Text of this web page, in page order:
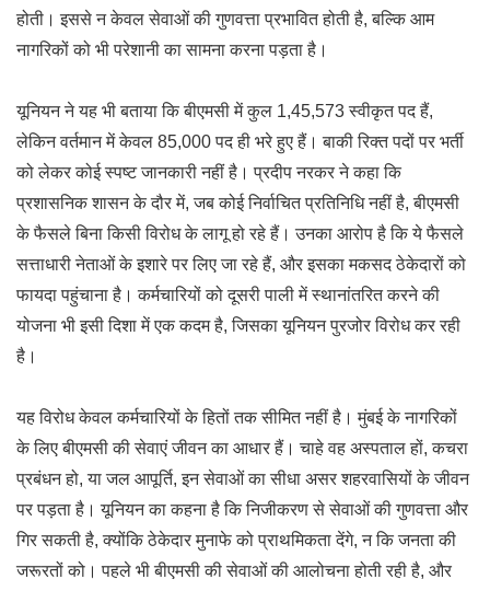
होती। इससे न केवल सेवाओं की गुणवत्ता प्रभावित होती है, बल्कि आम
नागरिकों को भी परेशानी का सामना करना पड़ता है।
यूनियन ने यह भी बताया कि बीएमसी में कुल 1,45,573 स्वीकृत पद हैं,
लेकिन वर्तमान में केवल 85,000 पद ही भरे हुए हैं। बाकी रिक्त पदों पर भर्ती
को लेकर कोई स्पष्ट जानकारी नहीं है। प्रदीप नरकर ने कहा कि
प्रशासनिक शासन के दौर में, जब कोई निर्वाचित प्रतिनिधि नहीं है, बीएमसी
के फैसले बिना किसी विरोध के लागू हो रहे हैं। उनका आरोप है कि ये फैसले
सत्ताधारी नेताओं के इशारे पर लिए जा रहे हैं, और इसका मकसद ठेकेदारों को
फायदा पहुंचाना है। कर्मचारियों को दूसरी पाली में स्थानांतरित करने की
योजना भी इसी दिशा में एक कदम है, जिसका यूनियन पुरजोर विरोध कर रही
है।
यह विरोध केवल कर्मचारियों के हितों तक सीमित नहीं है। मुंबई के नागरिकों
के लिए बीएमसी की सेवाएं जीवन का आधार हैं। चाहे वह अस्पताल हों, कचरा
प्रबंधन हो, या जल आपूर्ति, इन सेवाओं का सीधा असर शहरवासियों के जीवन
पर पड़ता है। यूनियन का कहना है कि निजीकरण से सेवाओं की गुणवत्ता और
गिर सकती है, क्योंकि ठेकेदार मुनाफे को प्राथमिकता देंगे, न कि जनता की
जरूरतों को। पहले भी बीएमसी की सेवाओं की आलोचना होती रही है, और